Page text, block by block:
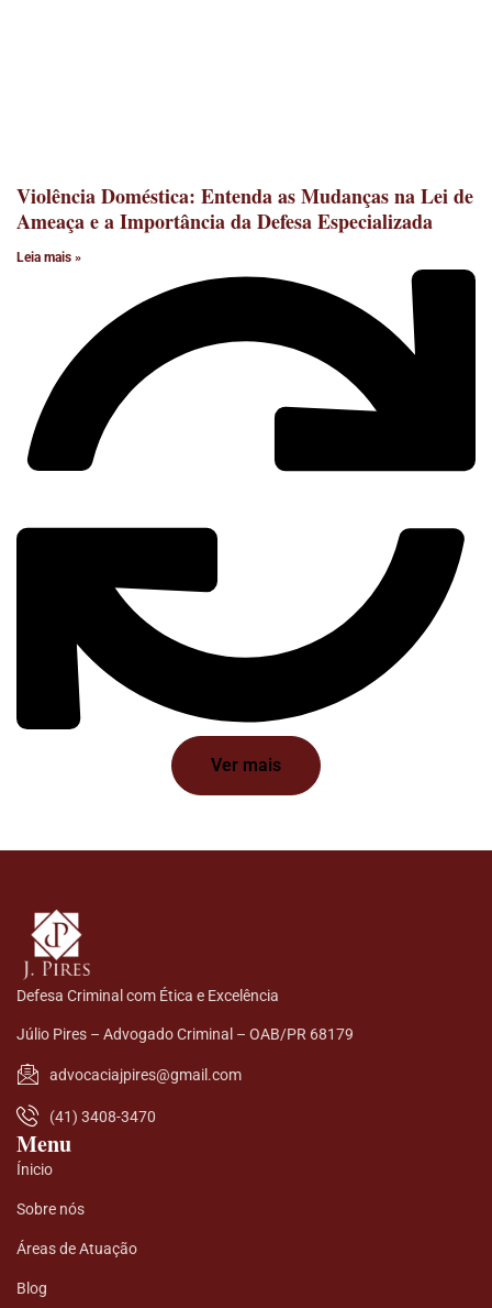
Violência Doméstica: Entenda as Mudanças na Lei de
Ameaça e a Importância da Defesa Especializada
Leia mais »
Ver mais
Defesa Criminal com Ética e Excelência
Júlio Pires – Advogado Criminal – OAB/PR 68179
advocaciajpires@gmail.com
(41) 3408-3470
Menu
Ínicio
Sobre nós
Áreas de Atuação
Blog